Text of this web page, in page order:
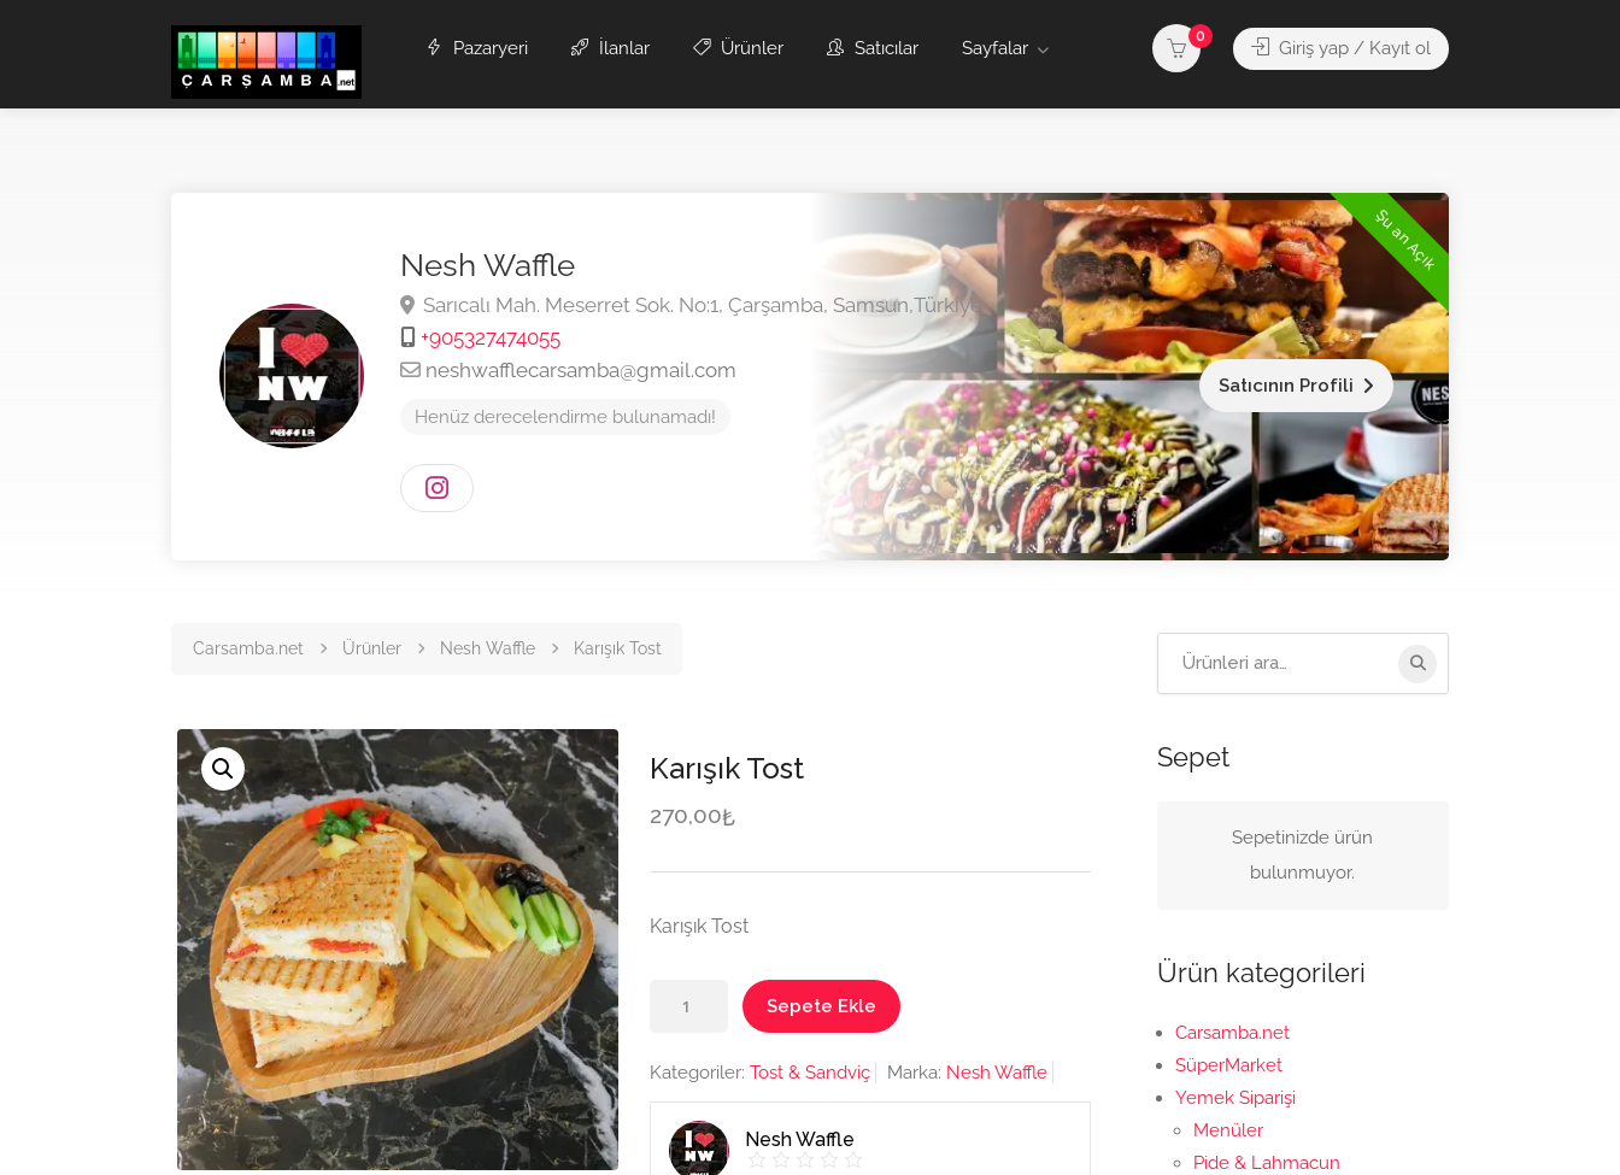
Pazaryeri İlanlar Ürünler Satıcılar Sayfalar
0
Giriş yap / Kayıt ol
Şu an Açık
Nesh Waffle
Sarıcalı Mah. Meserret Sok. No:1, Çarşamba, Samsun,Türkiye
+905327474055
neshwafflecarsamba@gmail.com
Henüz derecelendirme bulunamadı!
Satıcının Profili
Carsamba.net Ürünler Nesh Waffle Karışık Tost
Karışık Tost
270,00₺
Karışık Tost
Sepete Ekle
Kategoriler: Tost & Sandviç Marka: Nesh Waffle
Nesh Waffle
Arama:
Sepet
Sepetinizde ürün
bulunmuyor.
Ürün kategorileri
Carsamba.net
SüperMarket
Yemek Siparişi
Menüler
Pide & Lahmacun